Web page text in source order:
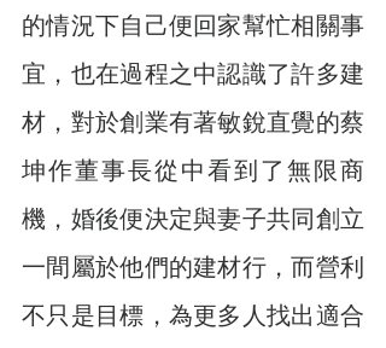
的情況下自己便回家幫忙相關事
宜，也在過程之中認識了許多建
材，對於創業有著敏銳直覺的蔡
坤作董事長從中看到了無限商
機，婚後便決定與妻子共同創立
一間屬於他們的建材行，而營利
不只是目標，為更多人找出適合